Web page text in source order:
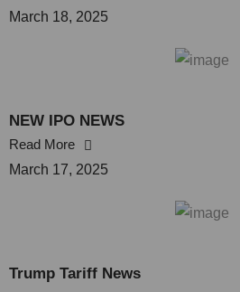
March 18, 2025
NEW IPO NEWS
Read More
March 17, 2025
Trump Tariff News